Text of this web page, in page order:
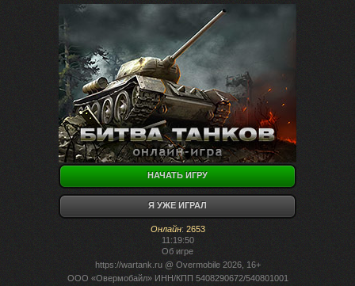
НАЧАТЬ ИГРУ
Я УЖЕ ИГРАЛ
Онлайн: 2653
11:19:50
Об игре
https://wartank.ru@ Overmobile 2026, 16+
ООО «Овермобайл» ИНН/КПП 5408290672/540801001